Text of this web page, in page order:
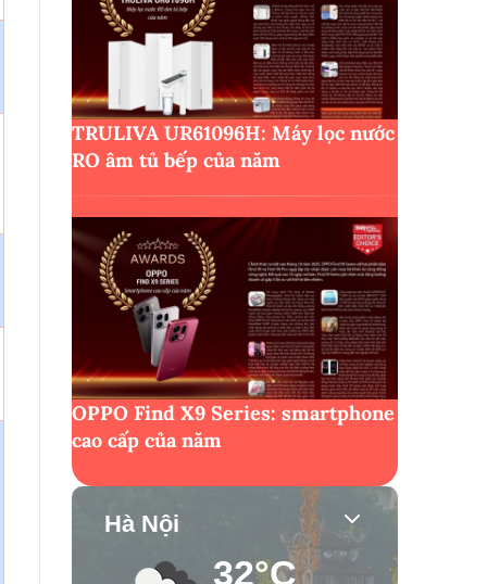
TRULIVA UR61096H: Máy lọc nước
RO âm tủ bếp của năm
OPPO Find X9 Series: smartphone
cao cấp của năm
Hà Nội
32°C